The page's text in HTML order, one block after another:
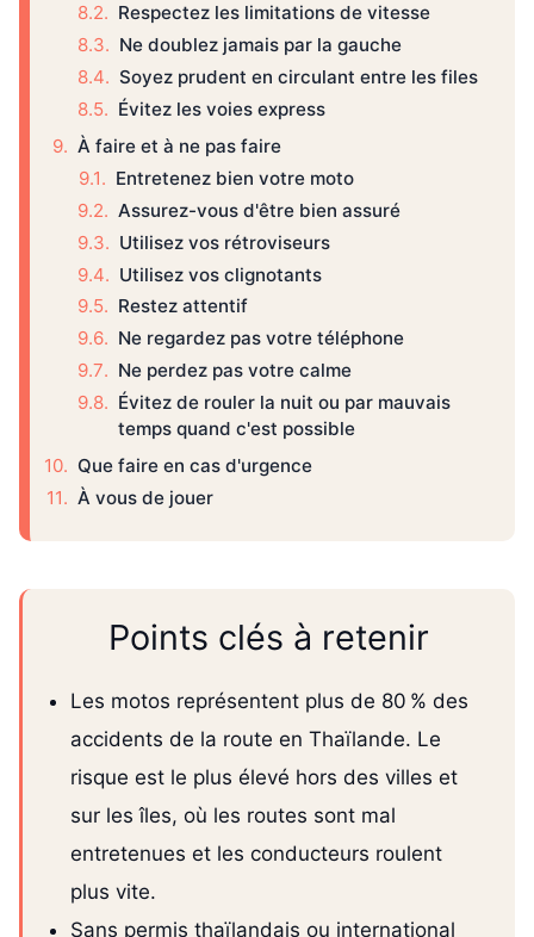
Respectez les limitations de vitesse
Ne doublez jamais par la gauche
Soyez prudent en circulant entre les files
Évitez les voies express
À faire et à ne pas faire
Entretenez bien votre moto
Assurez-vous d'être bien assuré
Utilisez vos rétroviseurs
Utilisez vos clignotants
Restez attentif
Ne regardez pas votre téléphone
Ne perdez pas votre calme
Évitez de rouler la nuit ou par mauvais
temps quand c'est possible
Que faire en cas d'urgence
À vous de jouer
Points clés à retenir
Les motos représentent plus de 80 % des
accidents de la route en Thaïlande. Le
risque est le plus élevé hors des villes et
sur les îles, où les routes sont mal
entretenues et les conducteurs roulent
plus vite.
Sans permis thaïlandais ou international